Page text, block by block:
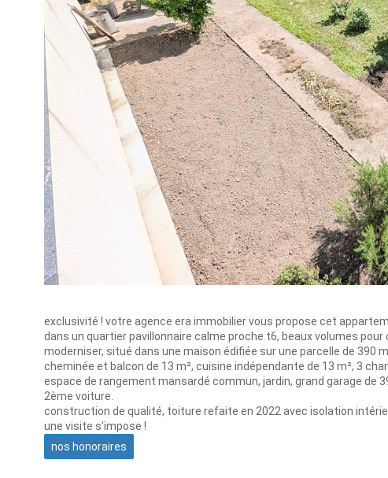
exclusivité ! votre agence era immobilier vous propose cet
dans un quartier pavillonnaire calme proche t6, beaux volumes
moderniser, situé dans une maison édifiée sur une parcelle de 390
cheminée et balcon de 13 m², cuisine indépendante de 13 m², 3
espace de rangement mansardé commun, jardin, grand garage
2ème voiture.
construction de qualité, toiture refaite en 2022 avec isolation
une visite s'impose !
nos honoraires